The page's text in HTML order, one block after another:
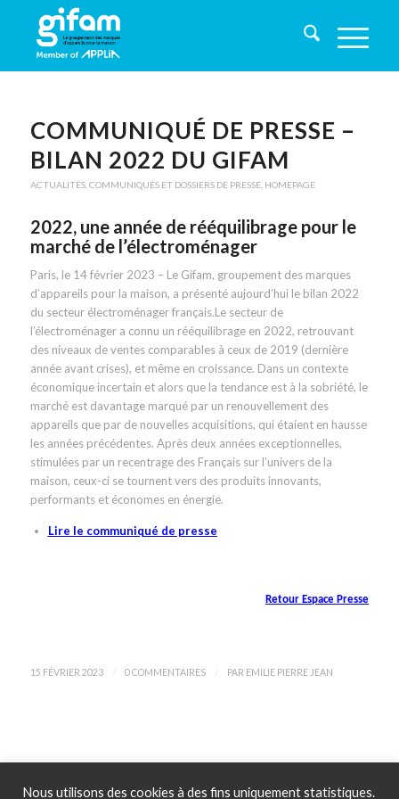
COMMUNIQUÉ DE PRESSE –
BILAN 2022 DU GIFAM
ACTUALITÉS, COMMUNIQUÉS ET DOSSIERS DE PRESSE, HOMEPAGE
2022, une année de rééquilibrage pour le
marché de l’électroménager
Paris, le 14 février 2023 – Le Gifam, groupement des marques
d’appareils pour la maison, a présenté aujourd’hui le bilan 2022
du secteur électroménager français.Le secteur de
l’électroménager a connu un rééquilibrage en 2022, retrouvant
des niveaux de ventes comparables à ceux de 2019 (dernière
année avant crises), et même en croissance. Dans un contexte
économique incertain et alors que la tendance est à la sobriété, le
marché est davantage marqué par un renouvellement des
appareils que par de nouvelles acquisitions, qui étaient en hausse
les années précédentes. Après deux années exceptionnelles,
stimulées par un recentrage des Français sur l’univers de la
maison, ceux-ci se tournent vers des produits innovants,
performants et économes en énergie.
Lire le communiqué de presse
Retour Espace Presse
15 FÉVRIER 2023 0 COMMENTAIRES PAR EMILIE PIERRE JEAN
Nous utilisons des cookies à des fins uniquement statistiques.